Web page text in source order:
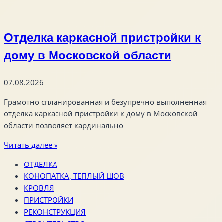
Отделка каркасной пристройки к
дому в Московской области
07.08.2026
Грамотно спланированная и безупречно выполненная
отделка каркасной пристройки к дому в Московской
области позволяет кардинально
Читать далее »
ОТДЕЛКА
КОНОПАТКА, ТЕПЛЫЙ ШОВ
КРОВЛЯ
ПРИСТРОЙКИ
РЕКОНСТРУКЦИЯ